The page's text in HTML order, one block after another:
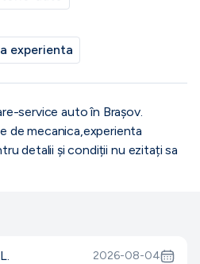
experienta
service auto în Brașov.
de mecanica,experienta
detalii și condiții nu ezitați sa
2026-08-04